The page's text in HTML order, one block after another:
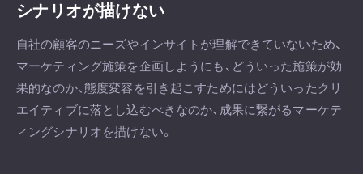
シナリオが描けない
自社の顧客のニーズやインサイトが理解できていないため、
マーケティング施策を企画しようにも、どういった施策が効
果的なのか、態度変容を引き起こすためにはどういったクリ
エイティブに落とし込むべきなのか、成果に繋がるマーケテ
ィングシナリオを描けない。